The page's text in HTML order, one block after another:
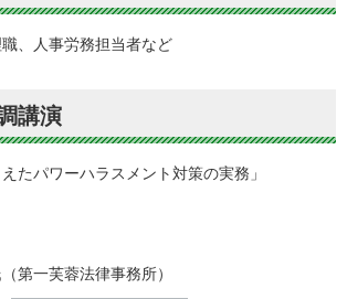
、人事労務担当者など
講演
たパワーハラスメント対策の実務」
第一芙蓉法律事務所）